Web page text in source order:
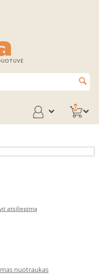
0
atsiliepimą
nuotraukas